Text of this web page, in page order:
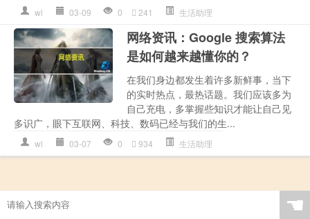
wl 03-09 0 241 生活助理
网络资讯：Google 搜索算法
是如何越来越懂你的？
在我们身边都发生着许多新鲜事，当下
的实时热点，最热话题。我们应该多为
自己充电，多掌握些知识才能让自己见
多识广，眼下互联网、科技、数码已经与我们的生...
wl 03-07 0 934 生活助理
☚